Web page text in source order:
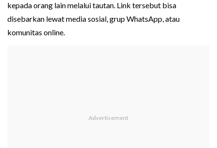
kepada orang lain melalui tautan. Link tersebut bisa
disebarkan lewat media sosial, grup WhatsApp, atau
komunitas online.